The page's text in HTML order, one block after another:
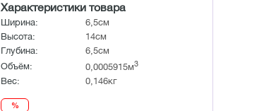
Характеристики товара
Ширина:
6,5см
Высота:
14см
Глубина:
6,5см
Объём:
0,0005915м3
Вес: 0,146кг
%